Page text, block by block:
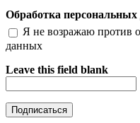
Обработка
Я не возражаю против
данных
Leave this field blank